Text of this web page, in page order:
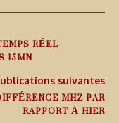
RÉEL
15MN
suivantes
MHZ PAR
RAPPORT À HIER